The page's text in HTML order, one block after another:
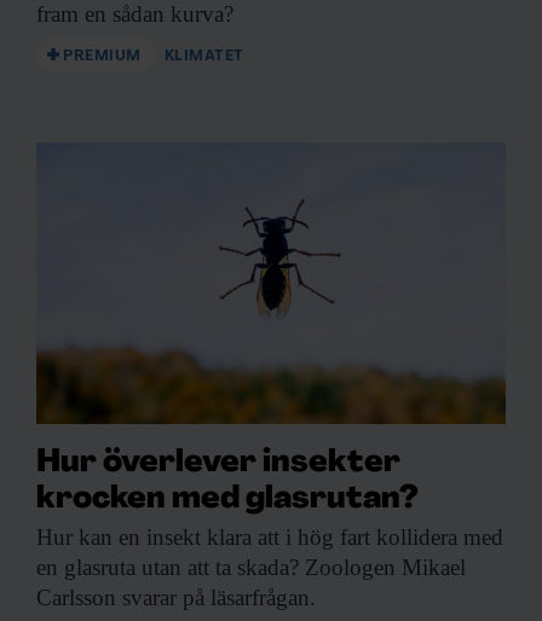
fram en sådan kurva?
PREMIUM KLIMATET
Hur överlever insekter
krocken med glasrutan?
Hur kan en insekt klara att i hög fart kollidera med
en glasruta utan att ta skada? Zoologen Mikael
Carlsson svarar på läsarfrågan.